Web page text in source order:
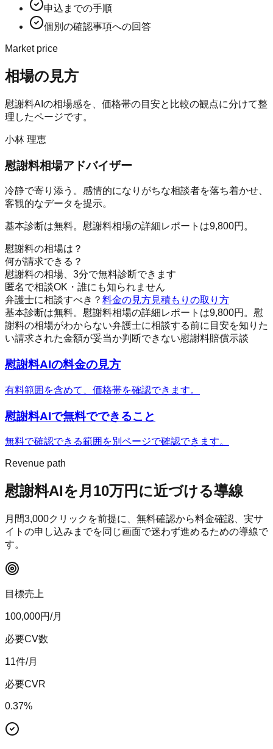
申込までの手順
個別の確認事項への回答
Market price
相場の見方
慰謝料AI の相場感を、価格帯の目安と比較の観点に分けて整
理したページです。
小林 理恵
慰謝料相場アドバイザー
冷静で寄り添う。感情的になりがちな相談者を落ち着かせ、
客観的なデータを提示。
基本診断は無料。慰謝料相場の詳細レポートは9,800円。
慰謝料の相場は？
何が請求できる？
慰謝料の相場、3分で無料診断できます
匿名で相談OK・誰にも知られません
弁護士に相談すべき？ 料金の見方見積もりの取り方
基本診断は無料。慰謝料相場の詳細レポートは9,800円。 慰
謝料の相場がわからない弁護士に相談する前に目安を知りた
い請求された金額が妥当か判断できない慰謝料賠償示談
慰謝料AIの料金の見方
有料範囲を含めて、価格帯を確認できます。
慰謝料AIで無料でできること
無料で確認できる範囲を別ページで確認できます。
Revenue path
慰謝料AIを月10万円に近づける導線
月間3,000クリックを前提に、無料確認から料金確認、実サ
イトの申し込みまでを同じ画面で迷わず進めるための導線で
す。
目標売上
100,000円/月
必要CV数
11件/月
必要CVR
0.37%